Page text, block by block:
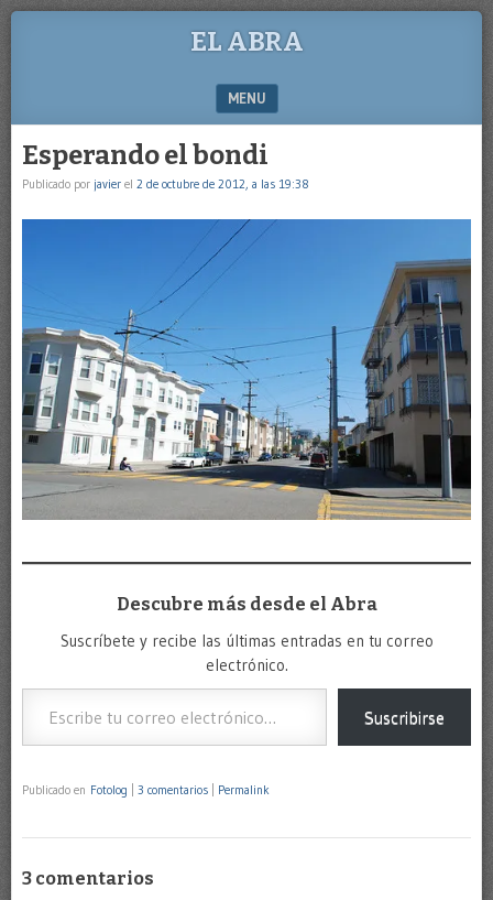
EL ABRA
MENU
Esperando el bondi
Publicado por javier el 2 de octubre de 2012, a las 19:38
Descubre más desde el Abra
Suscríbete y recibe las últimas entradas en tu correo
electrónico.
Escribe tu correo electrónico…
Suscribirse
Publicado en Fotolog 3 comentarios Permalink
3 comentarios